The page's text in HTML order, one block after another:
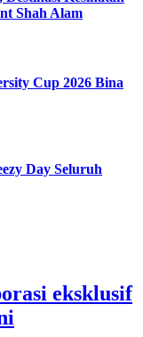
Shah Alam
Cup 2026 Bina
Day Seluruh
eksklusif